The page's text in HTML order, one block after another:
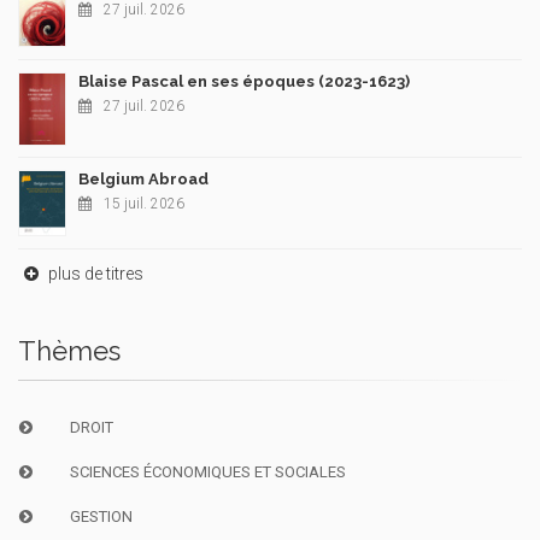
27 juil. 2026
Blaise Pascal en ses époques (2023-1623)
27 juil. 2026
Belgium Abroad
15 juil. 2026
plus de titres
Thèmes
DROIT
SCIENCES ÉCONOMIQUES ET SOCIALES
GESTION